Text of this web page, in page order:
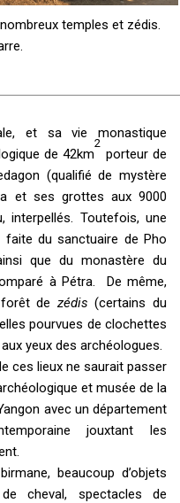
temples et zédis.
et sa vie monastique
de 42km
2
porteur de
(qualifié de mystère
et ses grottes aux 9000
interpellés. Toutefois, une
faite du sanctuaire de Pho
que du monastère du
à Pétra. De même,
de zédis (certains du
pourvues de clochettes
yeux des archéologues.
ces lieux ne saurait passer
et musée de la
avec un département
jouxtant les
beaucoup d’objets
cheval, spectacles de